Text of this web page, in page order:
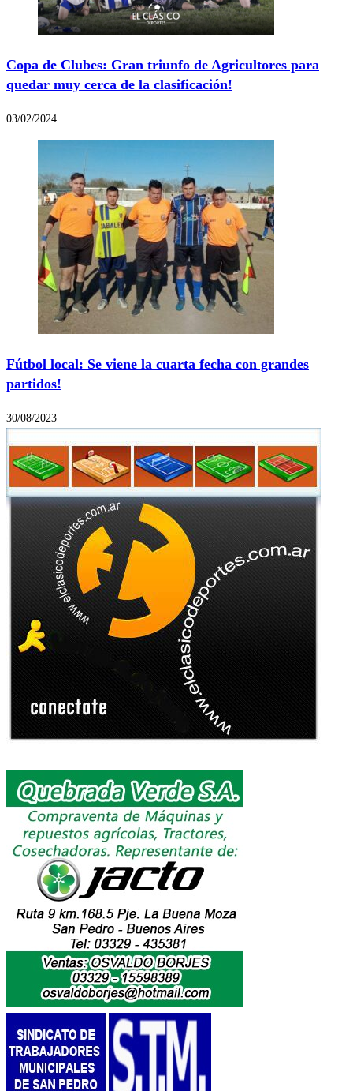
Copa de Clubes: Gran triunfo de Agricultores para
quedar muy cerca de la clasificación!
03/02/2024
Fútbol local: Se viene la cuarta fecha con grandes
partidos!
30/08/2023